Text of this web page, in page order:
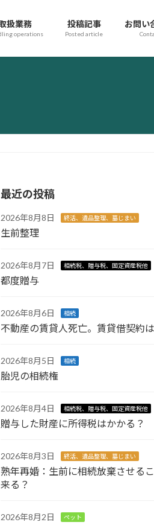
扱業務
operations
投稿記事
Posted article
お問い
最近の投稿
2026年8月8日 終活、遺品整理、墓じまい
生前整理
2026年8月7日 相続税、贈与税、固定資産税他
都度贈与
2026年8月6日 相続
不動産の賃貸人死亡。賃貸借契約
2026年8月5日 相続
胎児の相続権
2026年8月4日 相続税、贈与税、固定資産税他
贈与した財産に所得税はかかる？
2026年8月3日 終活、遺品整理、墓じまい
熟年再婚：生前に相続放棄させる
来る？
2026年8月2日 ペット